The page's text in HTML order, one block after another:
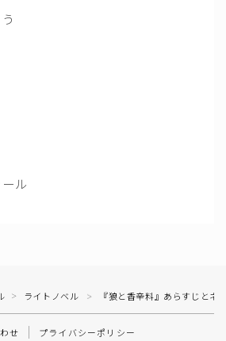
ル
＞ ライトノベル ＞ 『狼と香辛料』あらすじと
せ プライバシーポリシー